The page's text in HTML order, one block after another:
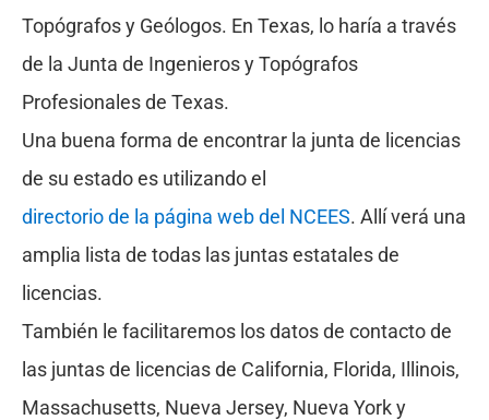
Topógrafos y Geólogos. En Texas, lo haría a través
de la Junta de Ingenieros y Topógrafos
Profesionales de Texas.
Una buena forma de encontrar la junta de licencias
de su estado es utilizando el
directorio de la página web del NCEES. Allí verá una
amplia lista de todas las juntas estatales de
licencias.
También le facilitaremos los datos de contacto de
las juntas de licencias de California, Florida, Illinois,
Massachusetts, Nueva Jersey, Nueva York y